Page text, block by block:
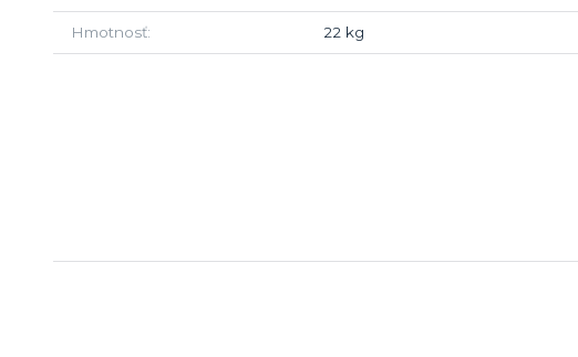
Hmotnosť 22 kg